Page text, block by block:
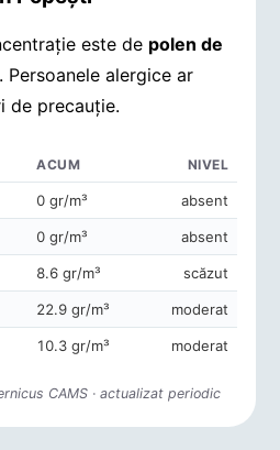
este de polen de
. Persoanele alergice ar
de precauție.
din Popeşti
ACUM NIVEL
0 gr/m³ absent
0 gr/m³ absent
8.6 gr/m³ scăzut
22.9 gr/m³ moderat
10.3 gr/m³ moderat
CAMS · actualizat periodic